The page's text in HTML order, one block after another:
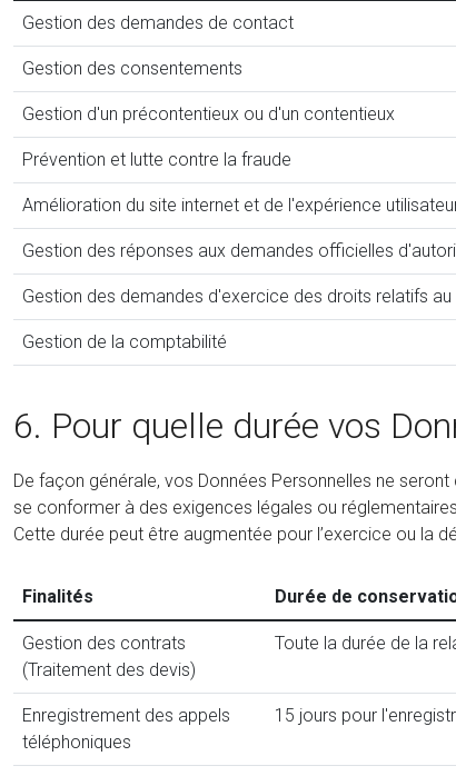
Gestion des demandes de contact
Gestion des consentements
Gestion d'un précontentieux ou d'un contentieux
Prévention et lutte contre la fraude
Amélioration du site internet et de l'expérience
Gestion des réponses aux demandes officielles
Gestion des demandes d'exercice des droits relatifs au
Gestion de la comptabilité
6. Pour quelle durée vos
De façon générale, vos Données Personnelles ne
se conformer à des exigences légales ou
Cette durée peut être augmentée pour l’exercice ou la
Finalités Durée de
Gestion des contrats
(Traitement des devis)
Toute la durée de la
Enregistrement des appels
téléphoniques
15 jours pour